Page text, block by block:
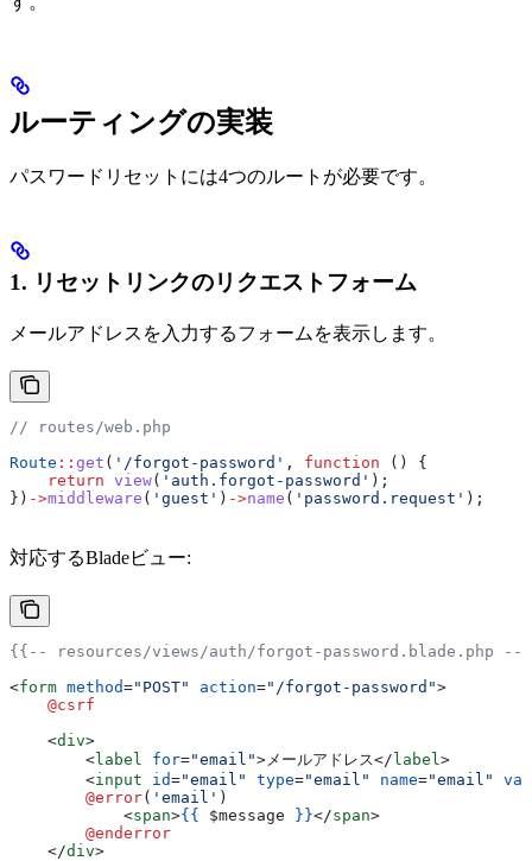
ルーティングの実装
パスワードリセットには4つのルートが必要です。
1. リセットリンクのリクエストフォーム
メールアドレスを入力するフォームを表示します。
// routes/web.php
Route :: get ( '/forgot-password' , function () {
    return
view( 'auth.forgot-password' );
}) ->middleware ( 'guest' ) ->name ( 'password.request' );
対応するBladeビュー:
{{-- resources/views/auth/forgot-password.blade.php --
<form method="POST" action="/forgot-password">
    @csrf
    <
div>
        <
label for="email"> メールアドレス</ label >
        <
input id="email" type="email" name="email"
        @error
( 'email' )
            <
span>{{ $message }}</span>
        @enderror
    </
div>